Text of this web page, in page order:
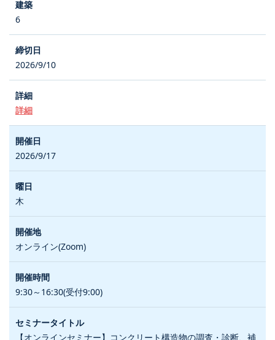
6
2026/9/10
詳細
2026/9/17
木
オンライン(Zoom)
9:30～16:30(受付9:00)
【オンラインセミナー】コンクリート構造物の調査・診断、補